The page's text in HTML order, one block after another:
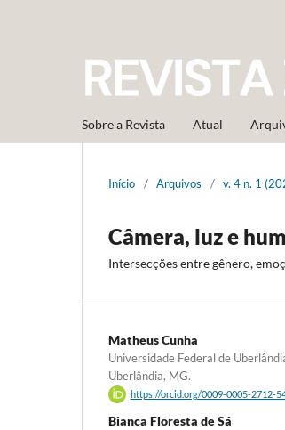
Sobre a Revista Atual
Início / Arquivos / v. 4 n. 1
Câmera, luz e
Intersecções entre gênero,
Matheus Cunha
Universidade Federal de
Uberlândia, MG.
https://orcid.org/0009-0005-2712-
Bianca Floresta de Sá